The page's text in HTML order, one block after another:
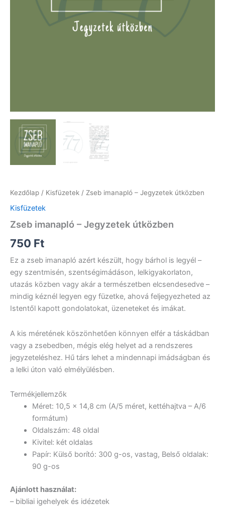
Kezdőlap / Kisfüzetek / Zseb imanapló – Jegyzetek útközben
Kisfüzetek
Zseb imanapló – Jegyzetek útközben
750 Ft
Ez a zseb imanapló azért készült, hogy bárhol is legyél –
egy szentmisén, szentségimádáson, lelkigyakorlaton,
utazás közben vagy akár a természetben elcsendesedve –
mindig kéznél legyen egy füzetke, ahová feljegyezheted az
Istentől kapott gondolatokat, üzeneteket és imákat.
A kis méretének köszönhetően könnyen elfér a táskádban
vagy a zsebedben, mégis elég helyet ad a rendszeres
jegyzeteléshez. Hű társ lehet a mindennapi imádságban és
a lelki úton való elmélyülésben.
Termékjellemzők
Méret: 10,5 × 14,8 cm (A/5 méret, kettéhajtva – A/6
formátum)
Oldalszám: 48 oldal
Kivitel: két oldalas
Papír: Külső borító: 300 g-os, vastag, Belső oldalak:
90 g-os
Ajánlott használat:
– bibliai igehelyek és idézetek